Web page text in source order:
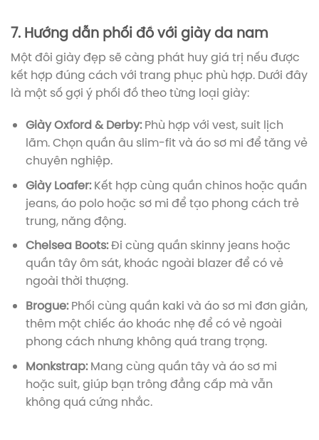
7. Hướng dẫn phối đồ với giày da nam
Một đôi giày đẹp sẽ càng phát huy giá trị nếu được
kết hợp đúng cách với trang phục phù hợp. Dưới đây
là một số gợi ý phối đồ theo từng loại giày:
Giày Oxford & Derby:Phù hợp với vest, suit lịch
lãm. Chọn quần âu slim-fit và áo sơ mi để tăng vẻ
chuyên nghiệp.
Giày Loafer:Kết hợp cùng quần chinos hoặc quần
jeans, áo polo hoặc sơ mi để tạo phong cách trẻ
trung, năng động.
Chelsea Boots:Đi cùng quần skinny jeans hoặc
quần tây ôm sát, khoác ngoài blazer để có vẻ
ngoài thời thượng.
Brogue:Phối cùng quần kaki và áo sơ mi đơn giản,
thêm một chiếc áo khoác nhẹ để có vẻ ngoài
phong cách nhưng không quá trang trọng.
Monkstrap:Mang cùng quần tây và áo sơ mi
hoặc suit, giúp bạn trông đẳng cấp mà vẫn
không quá cứng nhắc.